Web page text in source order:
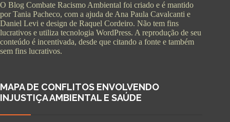
O Blog Combate Racismo Ambiental foi criado e é mantido
por Tania Pacheco, com a ajuda de Ana Paula Cavalcanti e
Daniel Levi e design de Raquel Cordeiro. Não tem fins
lucrativos e utiliza tecnologia WordPress. A reprodução de seu
conteúdo é incentivada, desde que citando a fonte e também
sem fins lucrativos.
MAPA DE CONFLITOS ENVOLVENDO
INJUSTIÇA AMBIENTAL E SAÚDE